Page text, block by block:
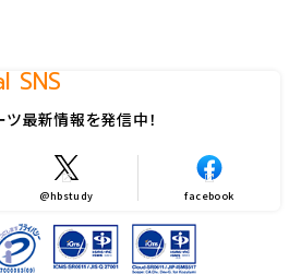
SNS
ツ最新情報を発信中！
@hbstudy facebook